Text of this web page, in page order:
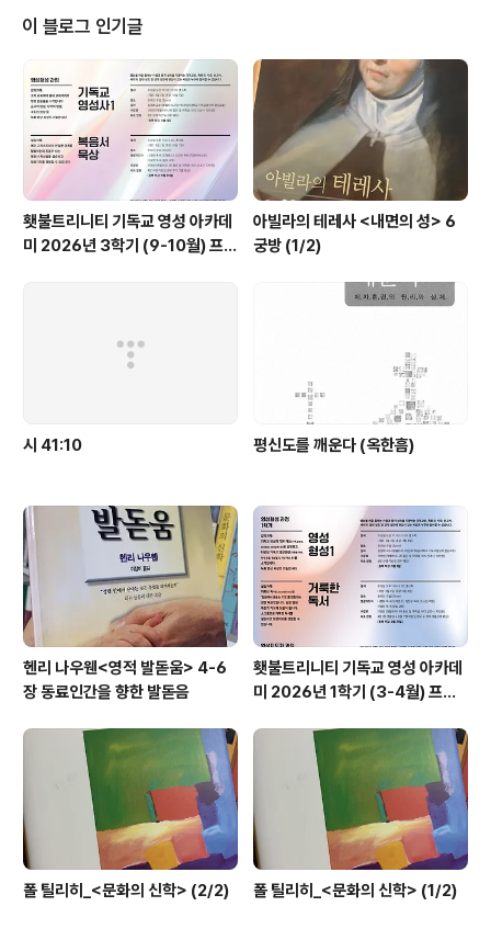
을 잘 보는 것 같다. 그래서 열망을 다 안다는 듯 주제 넘게
실수 하는 경우를 돌아보게 했다. 그러나 나 또한 내가 무엇
을 원하는지 몰랐던 시절이 있어서 “네게 무엇을 하여 주기
를 원하느냐?”라는 질문에 너무 현실에 틀에 박힌 내 스키
마적 기도를 한 때를 떠올린다. 정말 자신의 내면이 원하는
이 블로그 인기글
횃불트리니티 기독교 영성 아카데
미 2026년 3학기 (9-10월) 프로
아빌라의 테레사 <내면의 성> 6
궁방 (1/2)
시 41:10 평신도를 깨운다 (옥한흠)
헨리 나우웬<영적 발돋움> 4-6
장 동료인간을 향한 발돋음
횃불트리니티 기독교 영성 아카데
미 2026년 1학기 (3-4월) 프로
폴 틸리히_<문화의 신학> (2/2) 폴 틸리히_<문화의 신학> (1/2)